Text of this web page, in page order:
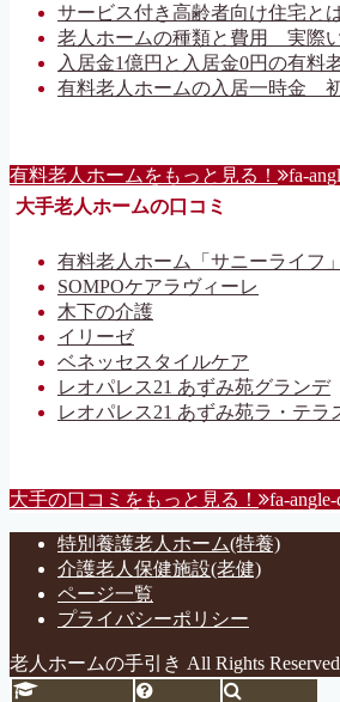
サービス付き高齢者向け住宅と
老人ホームの種類と費用 実際
入居金1億円と入居金0円の有料
有料老人ホームの入居一時金
有料老人ホームをもっと見る！ fa-
大手老人ホームの口コミ
有料老人ホーム「サニーライフ」
SOMPOケアラヴィーレ
木下の介護
イリーゼ
ベネッセスタイルケア
レオパレス21 あずみ苑グランデ
レオパレス21 あずみ苑ラ・テラ
大手の口コミをもっと見る！ fa-
特別養護老人ホーム(特養)
介護老人保健施設(老健)
ページ一覧
プライバシーポリシー
老人ホームの手引き All Rights